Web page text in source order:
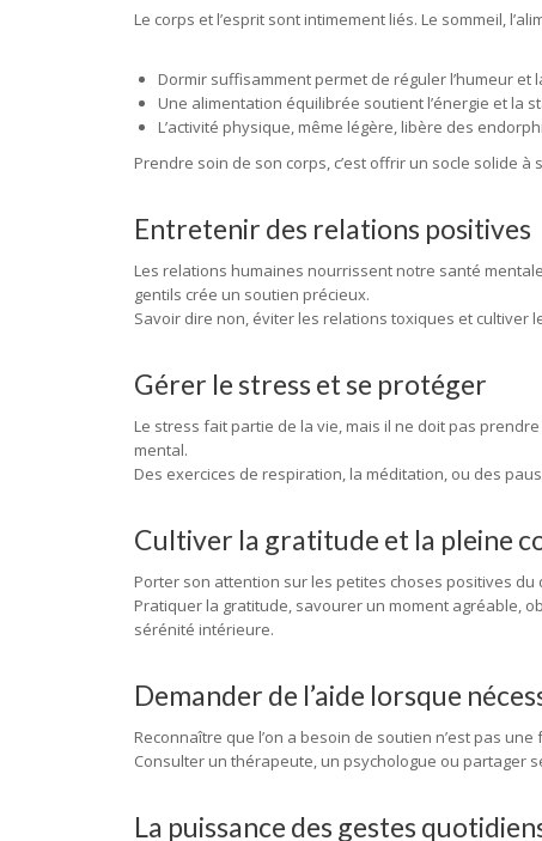
Le corps et l’esprit sont intimement liés. Le sommeil,
Dormir suffisamment permet de réguler l’humeur et
Une alimentation équilibrée soutient l’énergie et la
L’activité physique, même légère, libère des
Prendre soin de son corps, c’est offrir un socle solide à
Entretenir des relations positives
Les relations humaines nourrissent notre santé
gentils crée un soutien précieux.
Savoir dire non, éviter les relations toxiques et cultiver
Gérer le stress et se protéger
Le stress fait partie de la vie, mais il ne doit pas
mental.
Des exercices de respiration, la méditation, ou des
Cultiver la gratitude et la pleine
Porter son attention sur les petites choses positives
Pratiquer la gratitude, savourer un moment agréable,
sérénité intérieure.
Demander de l’aide lorsque
Reconnaître que l’on a besoin de soutien n’est pas
Consulter un thérapeute, un psychologue ou partager
La puissance des gestes